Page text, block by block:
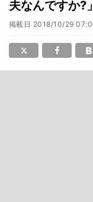
夫なんですか?」
掲載日 2018/10/29